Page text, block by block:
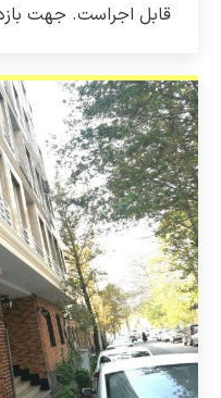
قابل اجراست. جهت